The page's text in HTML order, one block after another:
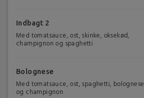
Indbagt 2
Med tomatsauce, ost, skinke, oksekød,
champignon og spaghetti
Bolognese
Med tomatsauce, ost, spaghetti, bolognese
og champignon